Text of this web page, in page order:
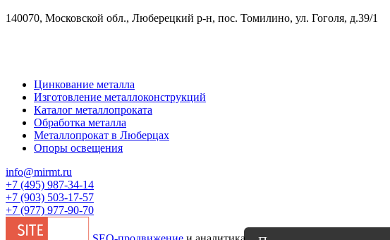
140070, Московской обл., Люберецкий р-н, пос. Томилино, ул. Гоголя, д.39/1
Цинкование металла
Изготовление металлоконструкций
Каталог металлопроката
Обработка металла
Металлопрокат в Люберцах
Опоры освещения
info@mirmt.ru
+7 (495) 987-34-14
+7 (903) 503-17-57
+7 (977) 977-90-70